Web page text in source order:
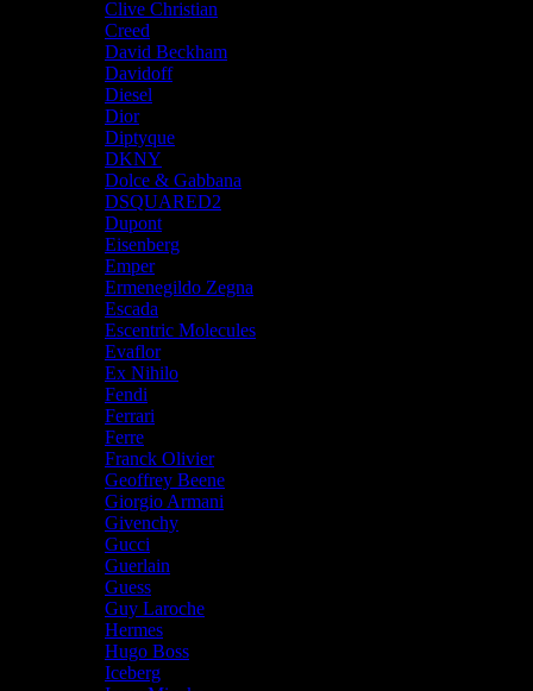
Clive Christian
Creed
David Beckham
Davidoff
Diesel
Dior
Diptyque
DKNY
Dolce & Gabbana
DSQUARED2
Dupont
Eisenberg
Emper
Ermenegildo Zegna
Escada
Escentric Molecules
Evaflor
Ex Nihilo
Fendi
Ferrari
Ferre
Franck Olivier
Geoffrey Beene
Giorgio Armani
Givenchy
Gucci
Guerlain
Guess
Guy Laroche
Hermes
Hugo Boss
Iceberg